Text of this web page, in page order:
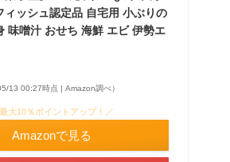
ィッシュ認定品 自宅用 小ぶりの
味噌汁 おせち 海鮮 エビ 伊勢エ
13 00:27時点 | Amazon調べ）
大10％ポイントアップ！／
Amazonで見る